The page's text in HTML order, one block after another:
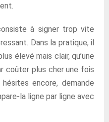
à signer trop vite
Dans la pratique, il
élevé mais clair, qu’une
coûter plus cher une fois
encore, demande
la ligne par ligne avec